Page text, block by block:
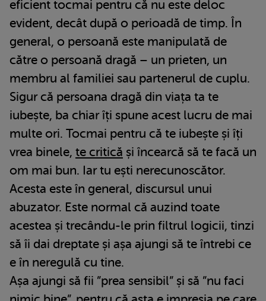
eficient tocmai pentru că nu este deloc
evident, decât după o perioadă de timp. În
general, o persoană este manipulată de
către o persoană dragă – un prieten, un
membru al familiei sau partenerul de cuplu.
Sigur că persoana dragă din viața ta te
iubește, ba chiar îți spune acest lucru de mai
multe ori. Tocmai pentru că te iubește și îți
vrea binele, te critică și încearcă să te facă un
om mai bun. Iar tu ești nerecunoscător.
Acesta este în general, discursul unui
abuzator. Este normal că auzind toate
acestea și trecându-le prin filtrul logicii, tinzi
să îi dai dreptate și așa ajungi să te întrebi ce
e în neregulă cu tine.
Așa ajungi să fii ”prea sensibil” și să ”nu faci